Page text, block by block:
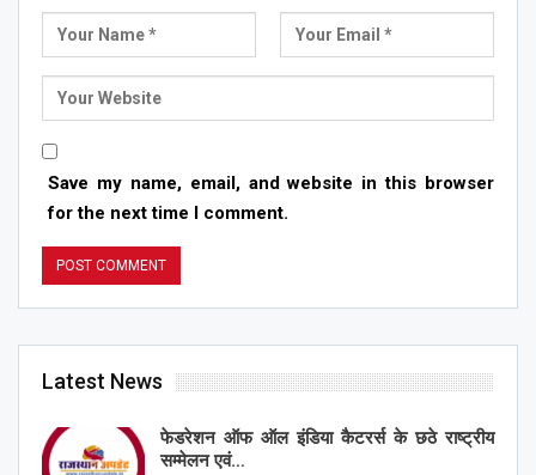
Save my name, email, and website in this browser
for the next time I comment.
Latest News
फेडरेशन ऑफ ऑल इंडिया कैटरर्स के छठे राष्ट्रीय
सम्मेलन एवं…